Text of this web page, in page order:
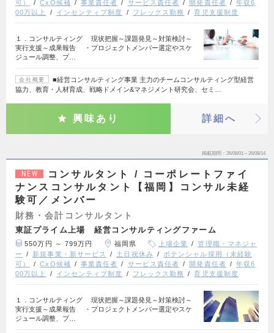
可） CxO候補 事業責任者 サービス責任者 開発責任者
年収6
00万以上
インセンティブ制度 フレックス勤務 育児支援制度
１．コンサルティング 現状把握～課題発見～対策検討～
実行支援～成果報告 ・プロジェクトメンバー選定やスケ
ジュール調整、プ…
会社概要
■経営コンサルティング事業 主力のチームコンサルティング型経営
協力、教育・人材育成、戦略ドメイン&マネジメント研究会、セミ…
興味あり 詳細へ
掲載期間 26/08/01～26/08/14
NEW
コンサルタント / コーポレートファイ
ナンスコンサルタント【福岡】コンサル未経
験可／メンバー
財務・会計コンサルタント
東証プライム上場 経営コンサルティングファーム
550万円 ～ 799万円 福岡県 上場企業
管理職・マネジャ
ー
新規事業・新サービス 土日祝休み
ポテンシャル採用（未経験
可）
CxO候補 事業責任者 サービス責任者 開発責任者
年収6
00万以上
インセンティブ制度 フレックス勤務 育児支援制度
１．コンサルティング 現状把握～課題発見～対策検討～
実行支援～成果報告 ・プロジェクトメンバー選定やスケ
ジュール調整、プ…